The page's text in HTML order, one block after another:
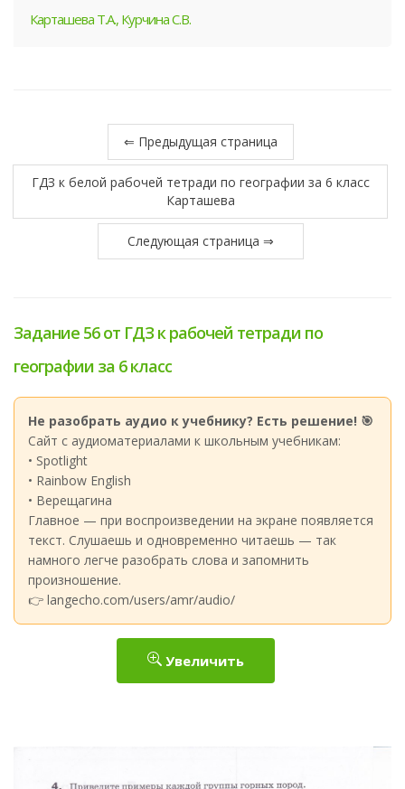
Карташева Т.А., Курчина С.В.
⇐ Предыдущая страница
ГДЗ к белой рабочей тетради по географии за 6 класс
Карташева
Следующая страница ⇒
Задание 56 от ГДЗ к рабочей тетради по
географии за 6 класс
Не разобрать аудио к учебнику? Есть решение! 🎯
Сайт с аудиоматериалами к школьным учебникам:
• Spotlight
• Rainbow English
• Верещагина
Главное — при воспроизведении на экране появляется
текст. Слушаешь и одновременно читаешь — так
намного легче разобрать слова и запомнить
произношение.
👉 langecho.com/users/amr/audio/
Увеличить